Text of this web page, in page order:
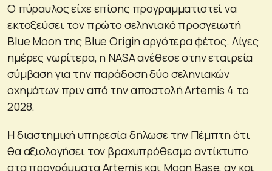
Ο πύραυλος είχε επίσης προγραμματιστεί να
εκτοξεύσει τον πρώτο σεληνιακό προσγειωτή
Blue Moon της Blue Origin αργότερα φέτος. Λίγες
ημέρες νωρίτερα, η NASA ανέθεσε στην εταιρεία
σύμβαση για την παράδοση δύο σεληνιακών
οχημάτων πριν από την αποστολή Artemis 4 το
2028.
Η διαστημική υπηρεσία δήλωσε την Πέμπτη ότι
θα αξιολογήσει τον βραχυπρόθεσμο αντίκτυπο
στα προγράμματα Artemis και Moon Base, αν και